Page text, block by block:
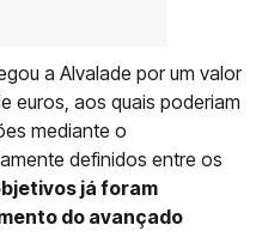
a Alvalade por um valor
euros, aos quais poderiam
mediante o
definidos entre os
já foram
do avançado